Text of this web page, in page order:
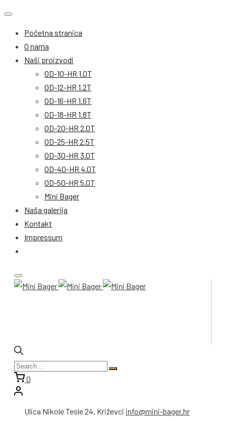
Početna stranica
O nama
Naši proizvodi
OD-10-HR 1.0T
OD-12-HR 1.2T
OD-16-HR 1.6T
OD-18-HR 1.8T
OD-20-HR 2.0T
OD-25-HR 2.5T
OD-30-HR 3.0T
OD-40-HR 4.0T
OD-50-HR 5.0T
Mini Bager
Naša galerija
Kontakt
Impressum
0
Ulica Nikole Tesle 24, Križevci info@mini-bager.hr